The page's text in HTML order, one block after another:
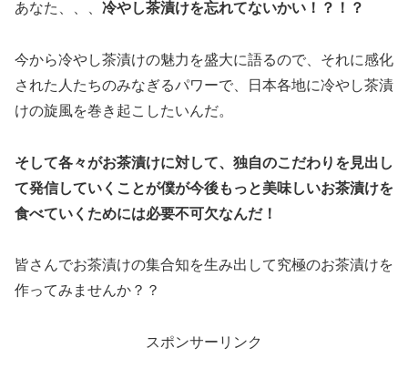
あなた、、、 冷やし茶漬けを忘れてないかい！？！？
今から冷やし茶漬けの魅力を盛大に語るので、それに感化
された人たちのみなぎるパワーで、日本各地に冷やし茶漬
けの旋風を巻き起こしたいんだ。
そして各々がお茶漬けに対して、独自のこだわりを見出し
て発信していくことが僕が今後もっと美味しいお茶漬けを
食べていくためには必要不可欠なんだ！
皆さんでお茶漬けの集合知を生み出して究極のお茶漬けを
作ってみませんか？？
スポンサーリンク